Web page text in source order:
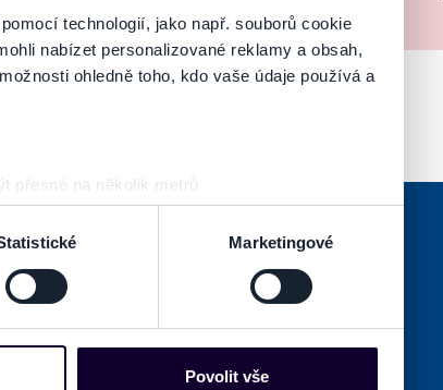
technologií, jako např. souborů cookie
nabízet personalizované reklamy a obsah,
ohledně toho, kdo vaše údaje používá a
přesné na několik metrů
charakteristiky (otisk prstu)
v
části s podrobnostmi. Svůj souhlas
Tyto informace mohou představovat
nebo k personalizaci obsahu a reklam.
Marketingové
Povolit vše
NOVINIEK
ponuky priamo do doručenej pošty.